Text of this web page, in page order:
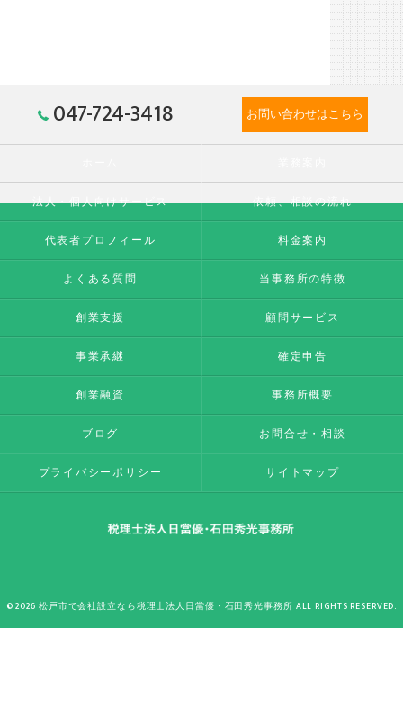
047-724-3418 お問い合わせはこちら
法人・個人向けサービス 依頼、相談の流れ
代表者プロフィール 料金案内
よくある質問 当事務所の特徴
創業支援 顧問サービス
事業承継 確定申告
創業融資 事務所概要
ブログ お問合せ・相談
プライバシーポリシー サイトマップ
© 2026 松戸市で会社設立なら税理士法人日當優・石田秀光事務所 ALL RIGHTS RESERVED.